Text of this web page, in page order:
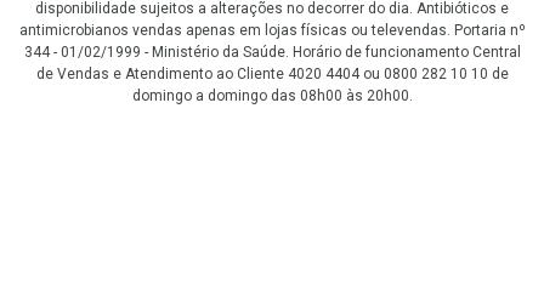
disponibilidade sujeitos a alterações no decorrer do dia. Antibióticos e
antimicrobianos vendas apenas em lojas físicas ou televendas. Portaria nº
344 - 01/02/1999 - Ministério da Saúde. Horário de funcionamento Central
de Vendas e Atendimento ao Cliente 4020 4404 ou 0800 282 10 10 de
domingo a domingo das 08h00 às 20h00.